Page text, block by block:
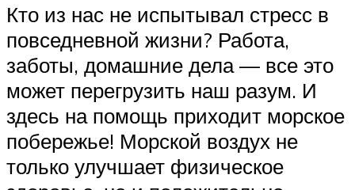
Кто из нас не испытывал стресс в
повседневной жизни? Работа,
заботы, домашние дела — все это
может перегрузить наш разум. И
здесь на помощь приходит морское
побережье! Морской воздух не
только улучшает физическое